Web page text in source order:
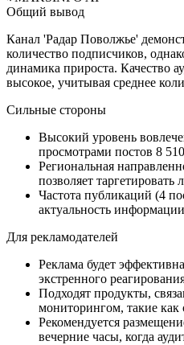
Общий вывод
Канал 'Радар Поволжье'
количество подписчиков,
динамика прироста. Качество
высокое, учитывая среднее
Сильные стороны
Высокий уровень
просмотрами постов 8
Региональная
позволяет
Частота публикаций (4
актуальность
Для рекламодателей
Реклама будет
экстренного
Подходят продукты,
мониторингом, такие
Рекомендуется
вечерние часы, когда